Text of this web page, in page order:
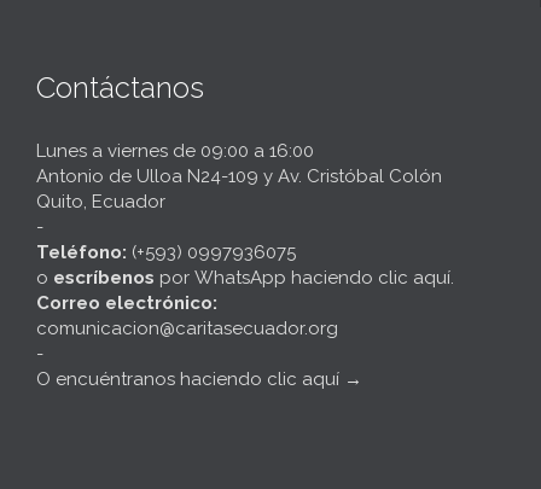
Contáctanos
Lunes a viernes de 09:00 a 16:00
Antonio de Ulloa N24-109 y Av. Cristóbal Colón
Quito, Ecuador
-
Teléfono: (+593) 0997936075
o escríbenos por WhatsApp haciendo clic aquí.
Correo electrónico:
comunicacion@caritasecuador.org
-
O encuéntranos haciendo clic aquí →